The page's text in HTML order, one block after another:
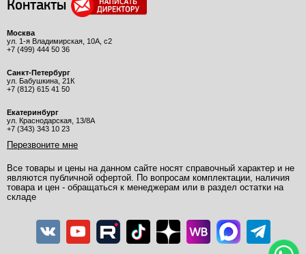
Контакты
Москва
ул. 1-я Владимирская, 10А, с2
+7 (499) 444 50 36
Санкт-Петербург
ул. Бабушкина, 21К
+7 (812) 615 41 50
Екатеринбург
ул. Краснодарская, 13/8А
+7 (343) 343 10 23
Перезвоните мне
Все товары и цены на данном сайте носят справочный характер и не
являются публичной офертой. По вопросам комплектации, наличия
товара и цен - обращаться к менеджерам или в раздел остатки на
складе